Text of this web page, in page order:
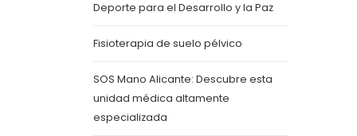
Deporte para el Desarrollo y la Paz
Fisioterapia de suelo pélvico
SOS Mano Alicante: Descubre esta
unidad médica altamente
especializada